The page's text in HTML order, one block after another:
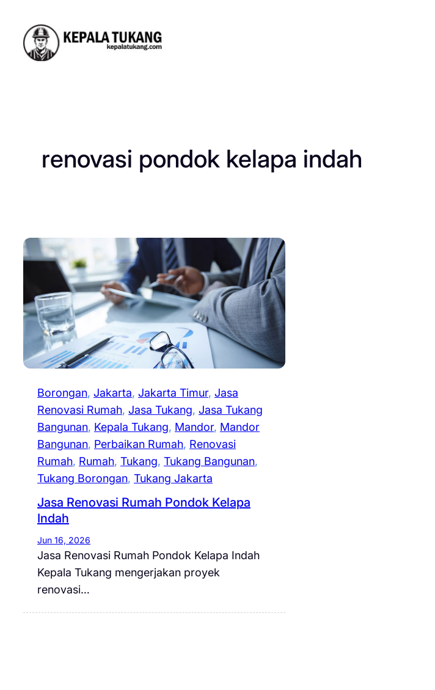
content
renovasi pondok kelapa indah
Borongan, Jakarta, Jakarta Timur, Jasa
Renovasi Rumah, Jasa Tukang, Jasa Tukang
Bangunan, Kepala Tukang, Mandor, Mandor
Bangunan, Perbaikan Rumah, Renovasi
Rumah, Rumah, Tukang, Tukang Bangunan
Tukang Borongan, Tukang Jakarta
Jasa Renovasi Rumah Pondok Kelapa
Indah
Jun 16, 2026
Jasa Renovasi Rumah Pondok Kelapa Indah
Kepala Tukang mengerjakan proyek
renovasi…